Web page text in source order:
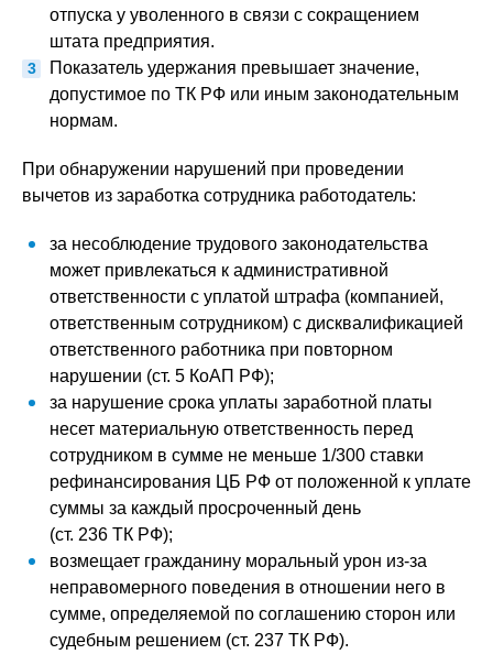
отпуска у уволенного в связи с сокращением
штата предприятия.
Показатель удержания превышает значение,
допустимое по ТК РФ или иным законодательным
нормам.
При обнаружении нарушений при проведении
вычетов из заработка сотрудника работодатель:
за несоблюдение трудового законодательства
может привлекаться к административной
ответственности с уплатой штрафа (компанией,
ответственным сотрудником) с дисквалификацией
ответственного работника при повторном
нарушении (ст. 5 КоАП РФ);
за нарушение срока уплаты заработной платы
несет материальную ответственность перед
сотрудником в сумме не меньше 1/300 ставки
рефинансирования ЦБ РФ от положенной к уплате
суммы за каждый просроченный день
(ст. 236 ТК РФ);
возмещает гражданину моральный урон из-за
неправомерного поведения в отношении него в
сумме, определяемой по соглашению сторон или
судебным решением (ст. 237 ТК РФ).